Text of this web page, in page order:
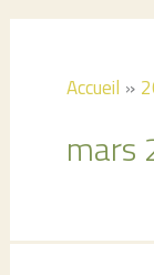
Accueil
mars